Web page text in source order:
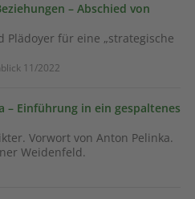
– Abschied von
Plädoyer für eine „strategische
11/2022
– Einführung in ein gespaltenes
Vorwort von Anton Pelinka.
Weidenfeld.